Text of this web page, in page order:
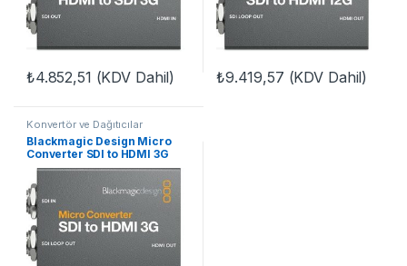
₺4.852,51 (KDV Dahil) ₺9.419,57 (KDV Dahil)
Konvertör ve Dağıtıcılar
Blackmagic Design Micro
Converter SDI to HDMI 3G
wPSU